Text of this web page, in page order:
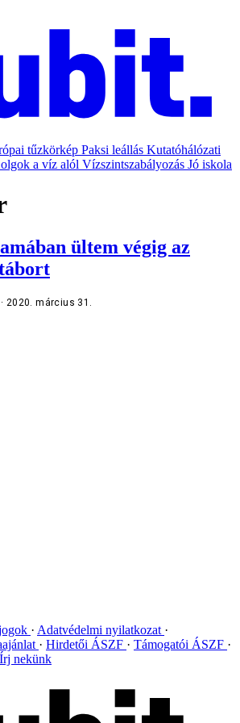
tűzkörkép Paksi leállás Kutatóhálózati
a víz alól Vízszintszabályozás Jó iskola
ültem végig az
2020. március 31.
Adatvédelmi nyilatkozat
Hirdetői ÁSZF
Támogatói ÁSZF
Írj nekünk